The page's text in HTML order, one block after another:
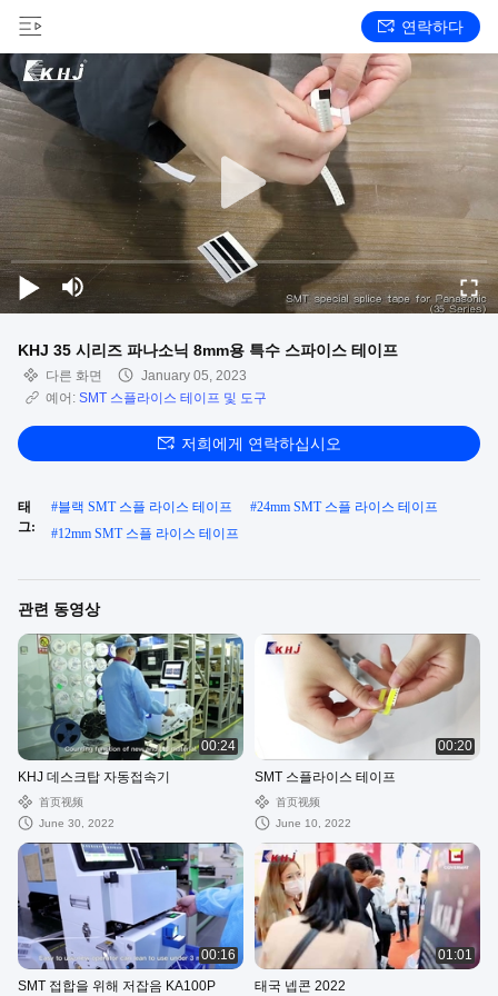
연락하다
KHJ 35 시리즈 파나소닉 8mm용 특수 스파이스 테이프
다른 화면
January 05, 2023
예어: SMT 스플라이스 테이프 및 도구
저희에게 연락하십시오
태
그:
#블랙 SMT 스플 라이스 테이프 #24mm SMT 스플 라이스 테이프
#12mm SMT 스플 라이스 테이프
관련 동영상
00:24
KHJ 데스크탑 자동접속기
首页视频
June 30, 2022
00:20
SMT 스플라이스 테이프
首页视频
June 10, 2022
00:16
SMT 접합을 위해 저잡음 KA100P
01:01
태국 넵콘 2022